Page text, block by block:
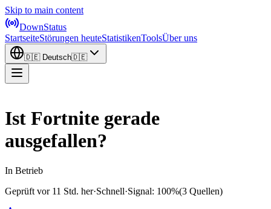
Skip to main content
DownStatus
StartseiteStörungen heuteStatistikenToolsÜber uns
🇩🇪 Deutsch🇩🇪
Ist Fortnite gerade
ausgefallen?
In Betrieb
Geprüft vor 11 Std. her·Schnell·Signal: 100%(3 Quellen)